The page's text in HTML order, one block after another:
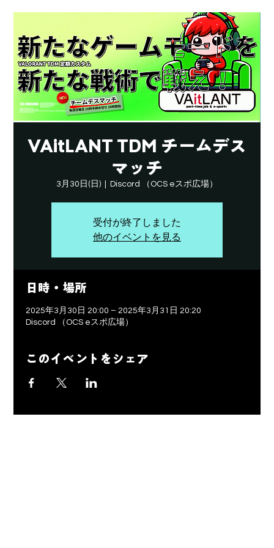
VAitLANT TDM チームデス
マッチ
3月30日(日) Discord （OCS eスポ広場）
受付が終了しました
他のイベントを見る
日時・場所
2025年3月30日 20:00 – 2025年3月31日 20:20
Discord （OCS eスポ広場）
このイベントをシェア